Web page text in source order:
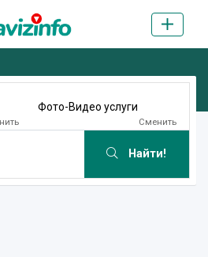
Фото-Видео услуги
Сменить
Найти!